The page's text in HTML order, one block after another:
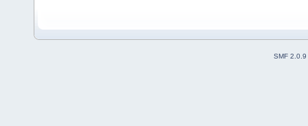
SMF 2.0.9